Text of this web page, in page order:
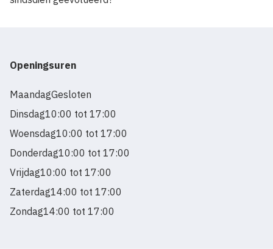
Openingsuren
MaandagGesloten
Dinsdag10:00 tot 17:00
Woensdag10:00 tot 17:00
Donderdag10:00 tot 17:00
Vrijdag10:00 tot 17:00
Zaterdag14:00 tot 17:00
Zondag14:00 tot 17:00